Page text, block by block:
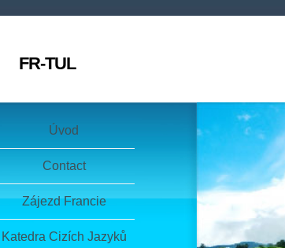
FR-TUL
Úvod
Contact
Zájezd Francie
Katedra Cizích Jazyků